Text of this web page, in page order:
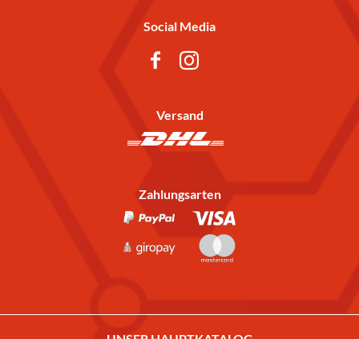
Social Media
Versand
Zahlungsarten